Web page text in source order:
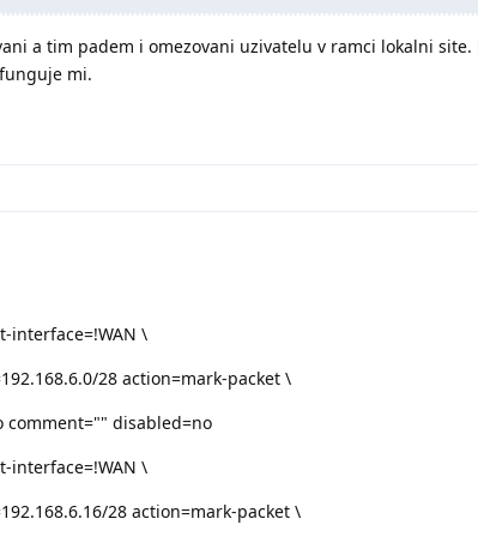
a tim padem i omezovani uzivatelu v ramci lokalni site.
mi.
interface=!WAN \
28 action=mark-packet \
comment="" disabled=no
interface=!WAN \
28 action=mark-packet \